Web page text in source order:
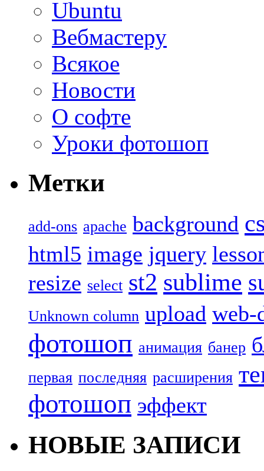
Ubuntu
Вебмастеру
Всякое
Новости
О софте
Уроки фотошоп
Метки
add-ons apache background
html5 image jquery
resize select st2 sublime
Unknown column upload web-
фотошоп анимация банер
первая последняя расширения
фотошоп эффект
НОВЫЕ ЗАПИСИ